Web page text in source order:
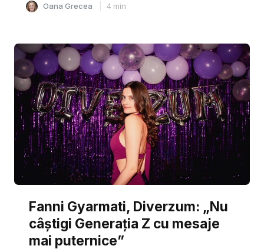
Oana Grecea 4 min
Fanni Gyarmati, Diverzum: „Nu
câștigi Generația Z cu mesaje
mai puternice”